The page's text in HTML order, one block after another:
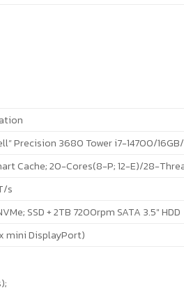
Precision 3680 Tower i7-14700/
Cache; 20-Cores(8-P; 12-E)/28-
s
SSD + 2TB 7200rpm SATA 3.5″ HDD
mini DisplayPort)